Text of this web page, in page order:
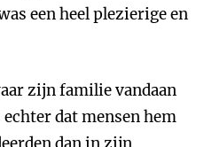
een heel plezierige en
zijn familie vandaan
dat mensen hem